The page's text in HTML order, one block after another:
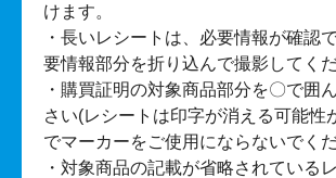
けます。
・長いレシートは、必要情報が確認
要情報部分を折り込んで撮影してくだ
・購買証明の対象商品部分を〇で囲
さい(レシートは印字が消える可能性
でマーカーをご使用にならないでくだ
・対象商品の記載が省略されている